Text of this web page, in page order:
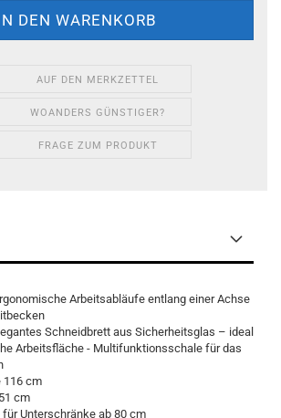
AUF DEN MERKZETTEL
WOANDERS GÜNSTIGER?
FRAGE ZUM PRODUKT
Arbeitsabläufe entlang einer Achse
Schneidbrett aus Sicherheitsglas – ideal
Arbeitsfläche - Multifunktionsschale für das
116 cm
cm
für Unterschränke ab 80 cm